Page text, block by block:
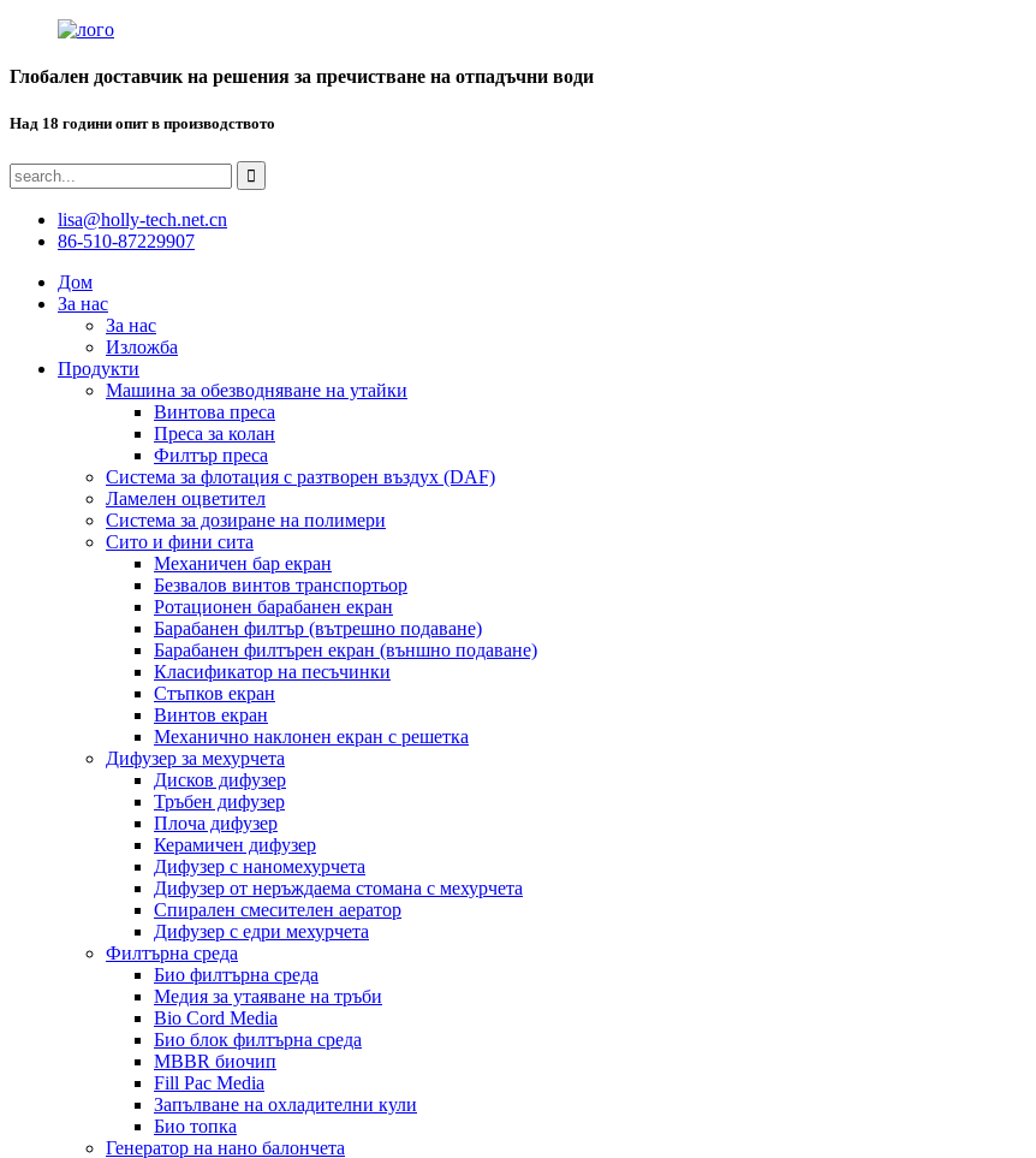
Глобален доставчик на решения за пречистване на отпадъчни води
Над 18 години опит в производството
lisa@holly-tech.net.cn
86-510-87229907
Дом
За нас
За нас
Изложба
Продукти
Машина за обезводняване на утайки
Винтова преса
Преса за колан
Филтър преса
Система за флотация с разтворен въздух (DAF)
Ламелен оцветител
Система за дозиране на полимери
Сито и фини сита
Механичен бар екран
Безвалов винтов транспортьор
Ротационен барабанен екран
Барабанен филтър (вътрешно подаване)
Барабанен филтърен екран (външно подаване)
Класификатор на песъчинки
Стъпков екран
Винтов екран
Механично наклонен екран с решетка
Дифузер за мехурчета
Дисков дифузер
Тръбен дифузер
Плоча дифузер
Керамичен дифузер
Дифузер с наномехурчета
Дифузер от неръждаема стомана с мехурчета
Спирален смесителен аератор
Дифузер с едри мехурчета
Филтърна среда
Био филтърна среда
Медия за утаяване на тръби
Bio Cord Media
Био блок филтърна среда
MBBR биочип
Fill Pac Media
Запълване на охладителни кули
Био топка
Генератор на нано балончета